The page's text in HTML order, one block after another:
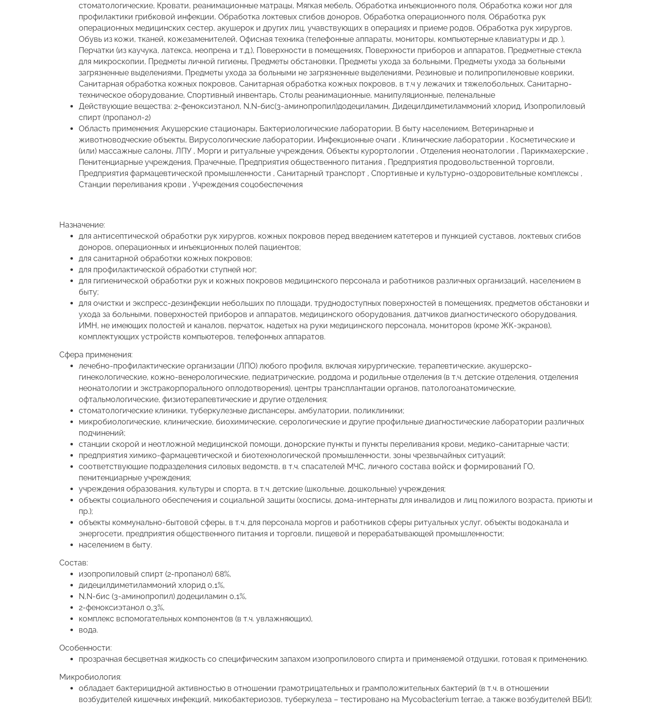
стоматологические, Кровати, реанимационные матрацы, Мягкая мебель, Обработка инъекционного поля, Обработка кожи ног для
профилактики грибковой инфекции, Обработка локтевых сгибов доноров, Обработка операционного поля, Обработка рук
операционных медицинских сестер, акушерок и других лиц, учавствующих в операциях и приеме родов, Обработка рук хирургов,
Обувь из кожи, тканей, кожезаменителей, Офисная техника (телефонные аппараты, мониторы, компьютерные клавиатуры и др. ),
Перчатки (из каучука, латекса, неопрена и т.д.), Поверхности в помещениях, Поверхности приборов и аппаратов, Предметные стекла
для микроскопии, Предметы личной гигиены, Предметы обстановки, Предметы ухода за больными, Предметы ухода за больными
загрязненные выделениями, Предметы ухода за больными не загрязненные выделениями, Резиновые и полипропиленовые коврики,
Санитарная обработка кожных покровов, Санитарная обработка кожных покровов, в т.ч у лежачих и тяжелобольных, Санитарно-
техническое оборудование, Спортивный инвентарь, Столы реанимационные, манипуляционные, пеленальные
Действующие вещества: 2-феноксиэтанол, N,N-бис(3-аминопропил)додециламин, Дидецилдиметиламмоний хлорид, Изопропиловый
спирт (пропанол-2)
Область применения: Акушерские стационары, Бактериологические лаборатории, В быту населением, Ветеринарные и
животноводческие объекты, Вирусологические лаборатории, Инфекционные очаги , Клинические лаборатории , Косметические и
(или) массажные салоны, ЛПУ , Морги и ритуальные учреждения, Объекты курортологии , Отделения неонатологии , Парикмахерские ,
Пенитенциарные учреждения, Прачечные, Предприятия общественного питания , Предприятия продовольственной торговли,
Предприятия фармацевтической промышленности , Санитарный транспорт , Спортивные и культурно-оздоровительные комплексы ,
Станции переливания крови , Учреждения соцобеспечения
Назначение:
для антисептической обработки рук хирургов, кожных покровов перед введением катетеров и пункцией суставов, локтевых сгибов
доноров, операционных и инъекционных полей пациентов;
для санитарной обработки кожных покровов;
для профилактической обработки ступней ног;
для гигиенической обработки рук и кожных покровов медицинского персонала и работников различных организаций, населением в
быту;
для очистки и экспресс-дезинфекции небольших по площади, труднодоступных поверхностей в помещениях, предметов обстановки и
ухода за больными, поверхностей приборов и аппаратов, медицинского оборудования, датчиков диагностического оборудования,
ИМН, не имеющих полостей и каналов, перчаток, надетых на руки медицинского персонала, мониторов (кроме ЖК-экранов),
комплектующих устройств компьютеров, телефонных аппаратов.
Сфера применения:
лечебно-профилактические организации (ЛПО) любого профиля, включая хирургические, терапевтические, акушерско-
гинекологические, кожно-венерологические, педиатрические, роддома и родильные отделения (в т.ч. детские отделения, отделения
неонатологии и экстракорпорального оплодотворения), центры трансплантации органов, патологоанатомические,
офтальмологические, физиотерапевтические и другие отделения;
стоматологические клиники, туберкулезные диспансеры, амбулатории, поликлиники;
микробиологические, клинические, биохимические, серологические и другие профильные диагностические лаборатории различных
подчинений;
станции скорой и неотложной медицинской помощи, донорские пункты и пункты переливания крови, медико-санитарные части;
предприятия химико-фармацевтической и биотехнологической промышленности, зоны чрезвычайных ситуаций;
соответствующие подразделения силовых ведомств, в т.ч. спасателей МЧС, личного состава войск и формирований ГО,
пенитенциарные учреждения;
учреждения образования, культуры и спорта, в т.ч. детские (школьные, дошкольные) учреждения;
объекты социального обеспечения и социальной защиты (хосписы, дома-интернаты для инвалидов и лиц пожилого возраста, приюты и
пр.);
объекты коммунально-бытовой сферы, в т.ч. для персонала моргов и работников сферы ритуальных услуг, объекты водоканала и
энергосети, предприятия общественного питания и торговли, пищевой и перерабатывающей промышленности;
населением в быту.
Состав:
изопропиловый спирт (2-пропанол) 68%,
дидецилдиметиламмоний хлорид 0,1%,
N,N-бис (3-аминопропил) додециламин 0,1%,
2-феноксиэтанол 0,3%,
комплекс вспомогательных компонентов (в т.ч. увлажняющих),
вода.
Особенности:
прозрачная бесцветная жидкость со специфическим запахом изопропилового спирта и применяемой отдушки, готовая к применению.
Микробиология:
обладает бактерицидной активностью в отношении грамотрицательных и грамположительных бактерий (в т.ч. в отношении
возбудителей кишечных инфекций, микобактериозов, туберкулеза – тестировано на Mycobacterium terrae, а также возбудителей ВБИ);